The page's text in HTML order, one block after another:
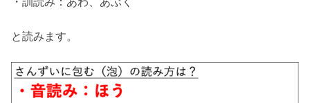
と読みます。